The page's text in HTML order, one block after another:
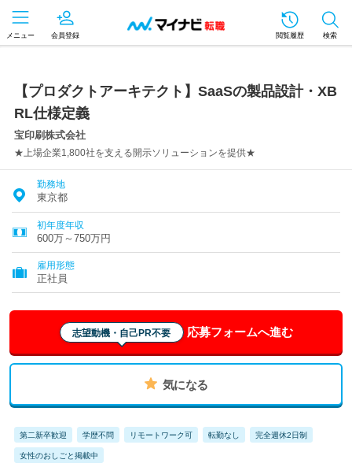
メニュー 会員登録 閲覧履歴 検索
【プロダクトアーキテクト】SaaSの製品設計・XB
RL仕様定義
宝印刷株式会社
★上場企業1,800社を支える開示ソリューションを提供★
勤務地
東京都
初年度年収
600万～750万円
雇用形態
正社員
志望動機・自己PR不要 応募フォームへ進む
気になる
第二新卒歓迎 学歴不問 リモートワーク可 転勤なし 完全週休2日制
女性のおしごと掲載中